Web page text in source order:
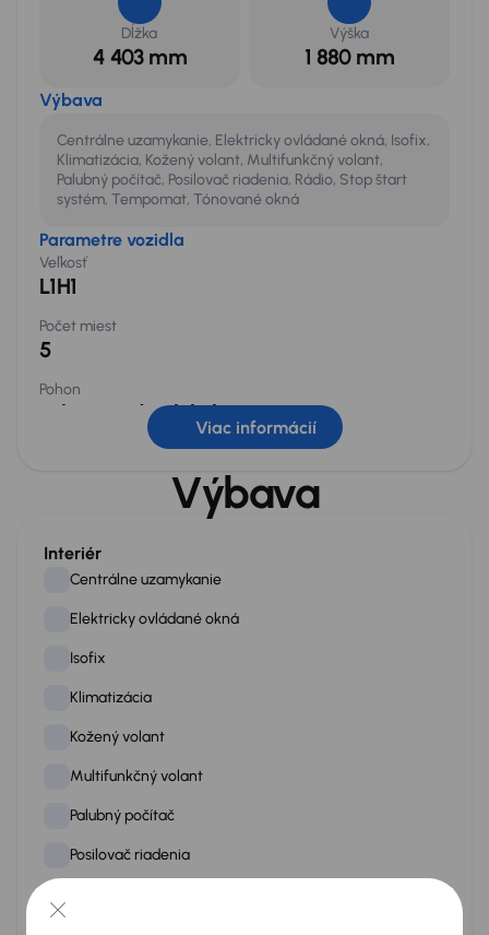
Dĺžka
4 403 mm
Výška
1 880 mm
Výbava
Centrálne uzamykanie, Elektricky ovládané okná, Isofix,
Klimatizácia, Kožený volant, Multifunkčný volant,
Palubný počítač, Posilovač riadenia, Rádio, Stop štart
systém, Tempomat, Tónované okná
Parametre vozidla
Veľkosť
L1H1
Počet miest
5
Pohon
Pohon predných kolies
Dĺžka
1 mm
Šírka
1 mm
Výška
1 mm
Vonkajšie rozmery
Dĺžka
4 403 mm
Priestor
1 europaleta
Viac informácií
Výbava
Interiér
Centrálne uzamykanie
Elektricky ovládané okná
Isofix
Klimatizácia
Kožený volant
Multifunkčný volant
Palubný počítač
Posilovač riadenia